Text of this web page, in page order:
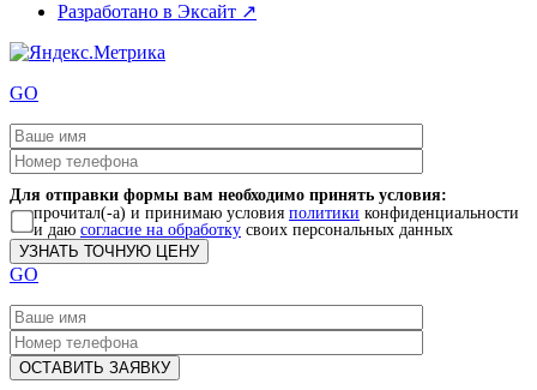
Разработано в Эксайт ↗
GO
Для отправки формы вам необходимо принять условия:
прочитал(-а) и принимаю условия политики конфиденциальности
и даю согласие на обработку своих персональных данных
GO